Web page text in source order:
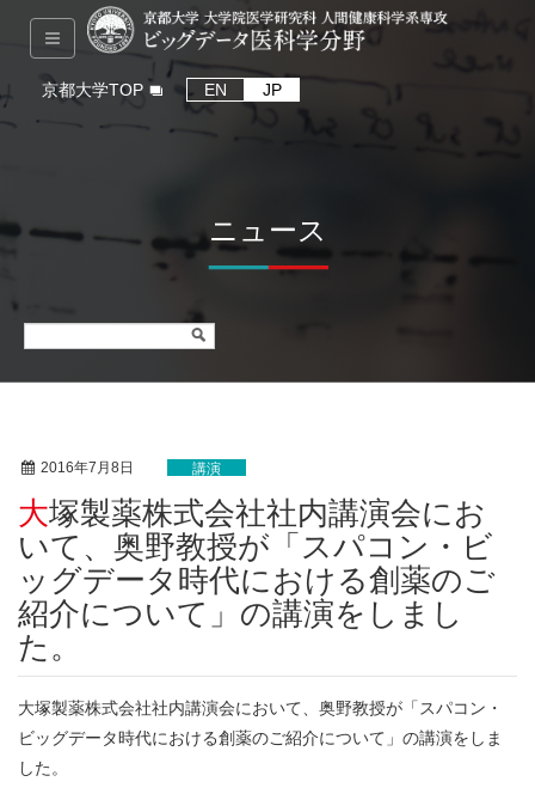
京都大学TOP EN JP
ニュース
2016年7月8日 講演
大塚製薬株式会社社内講演会にお
いて、奥野教授が「スパコン・ビ
ッグデータ時代における創薬のご
紹介について」の講演をしまし
た。
大塚製薬株式会社社内講演会において、奥野教授が「スパコン・
ビッグデータ時代における創薬のご紹介について」の講演をしま
した。